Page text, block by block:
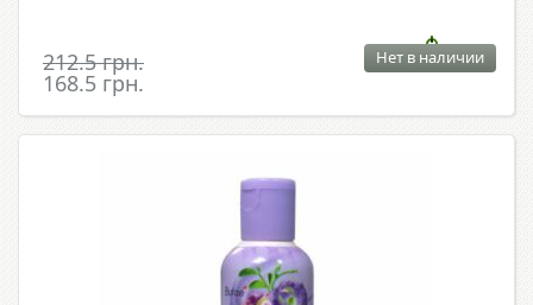
212.5 грн.
168.5 грн.
Нет в наличии